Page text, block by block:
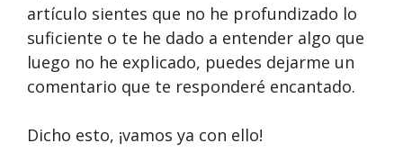
artículo sientes que no he profundizado lo
suficiente o te he dado a entender algo que
luego no he explicado, puedes dejarme un
comentario que te responderé encantado.
Dicho esto, ¡vamos ya con ello!